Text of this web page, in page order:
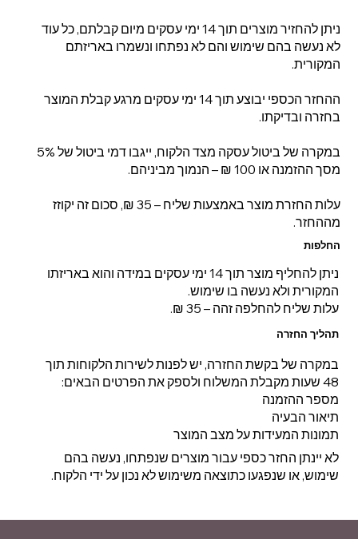
ניתן להחזיר מוצרים תוך 14 ימי עסקים מיום קבלתם, כל עוד
לא נעשה בהם שימוש והם לא נפתחו ונשמרו באריזתם
המקורית.
ההחזר הכספי יבוצע תוך 14 ימי עסקים מרגע קבלת המוצר
בחזרה ובדיקתו.
במקרה של ביטול עסקה מצד הלקוח, ייגבו דמי ביטול של 5%
מסך ההזמנה או 100 ₪ – הנמוך מביניהם.
עלות החזרת מוצר באמצעות שליח – 35 ₪, סכום זה יקוזז
מההחזר.
ניתן להחליף מוצר תוך 14 ימי עסקים במידה והוא באריזתו
המקורית ולא נעשה בו שימוש.
עלות שליח להחלפה זהה – 35 ₪.
החלפות
תהליך החזרה
במקרה של בקשת החזרה, יש לפנות לשירות הלקוחות תוך
48 שעות מקבלת המשלוח ולספק את הפרטים הבאים:
מספר ההזמנה
תיאור הבעיה
תמונות המעידות על מצב המוצר
לא יינתן החזר כספי עבור מוצרים שנפתחו, נעשה בהם
שימוש, או שנפגעו כתוצאה משימוש לא נכון על ידי הלקוח.